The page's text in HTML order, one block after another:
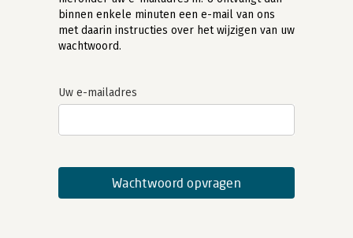
binnen enkele minuten een e-mail van ons
met daarin instructies over het wijzigen van uw
wachtwoord.
Uw e-mailadres